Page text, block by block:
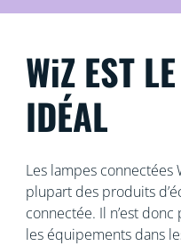
WiZ EST
IDÉAL
Les lampes connectées
plupart des produits
connectée. Il n’est
les équipements dans